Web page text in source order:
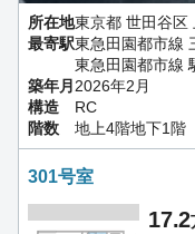
所在地東京都 世田谷区
最寄駅東急田園都市線
東急田園都市線
築年月 2026年2月
構造
RC
階数
地上4階地下1階
301号室
17.2